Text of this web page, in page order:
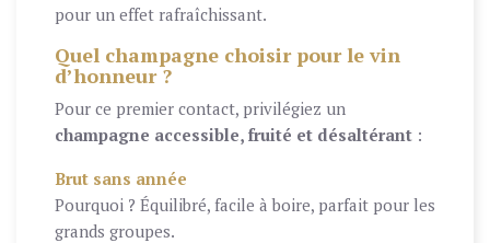
pour un effet rafraîchissant.
Quel champagne choisir pour le vin
d’honneur ?
Pour ce premier contact, privilégiez un
champagne accessible, fruité et désaltérant :
Brut sans année
Pourquoi ? Équilibré, facile à boire, parfait pour les
grands groupes.